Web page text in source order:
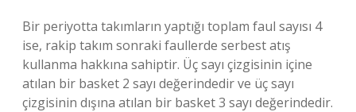
Bir periyotta takımların yaptığı toplam faul sayısı 4
ise, rakip takım sonraki faullerde serbest atış
kullanma hakkına sahiptir. Üç sayı çizgisinin içine
atılan bir basket 2 sayı değerindedir ve üç sayı
çizgisinin dışına atılan bir basket 3 sayı değerindedir.